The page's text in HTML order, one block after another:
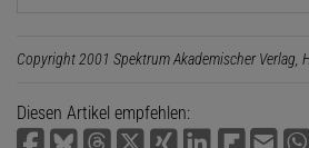
Copyright 2001 Spektrum Akademischer Verlag,
Diesen Artikel empfehlen: